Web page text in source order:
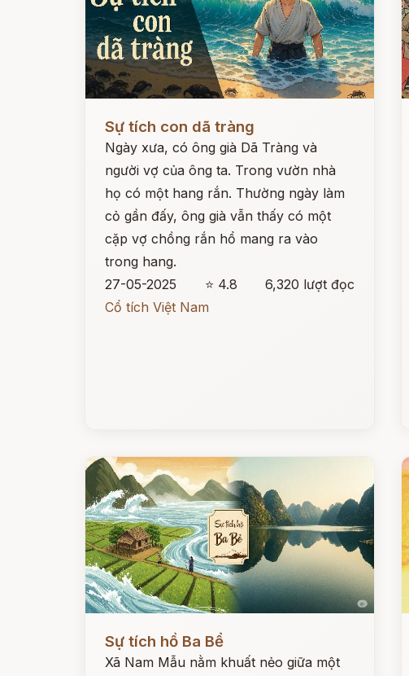
Sự tích con dã tràng
Ngày xưa, có ông già Dã Tràng và
người vợ của ông ta. Trong vườn nhà
họ có một hang rắn. Thường ngày làm
cỏ gần đấy, ông già vẫn thấy có một
cặp vợ chồng rắn hổ mang ra vào
trong hang.
27-05-2025
⭐ 4.8
6,320 lượt đọc
Cổ tích Việt Nam
Sự tích hồ Ba Bể
Xã Nam Mẫu nằm khuất nẻo giữa một